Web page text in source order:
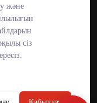
ENG KAZ
және
сіз